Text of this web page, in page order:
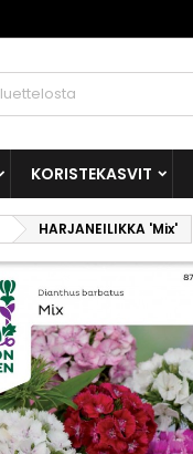
KORISTEKASVIT
HARJANEILIKKA 'Mix'